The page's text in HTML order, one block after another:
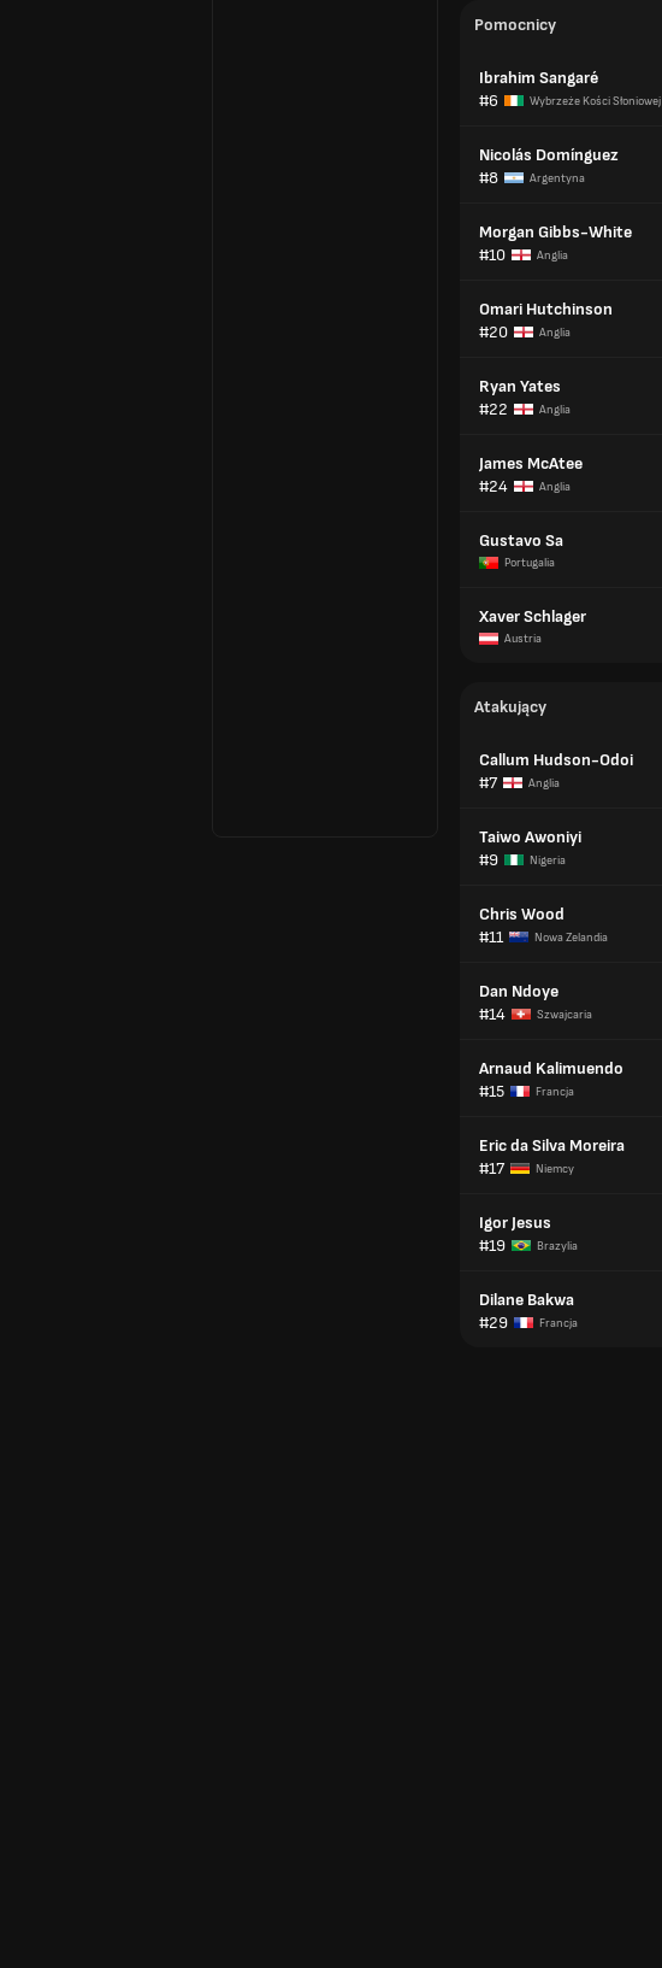
Pomocnicy
Ibrahim Sangaré
#6
Wybrzeże Kości Słoniowej
Nicolás Domínguez
#8
Argentyna
Morgan Gibbs-White
#10
Anglia
Omari Hutchinson
#20
Anglia
Ryan Yates
#22
Anglia
James McAtee
#24
Anglia
Gustavo Sa
Portugalia
Xaver Schlager
Austria
Atakujący
Callum Hudson-Odoi
#7
Anglia
Taiwo Awoniyi
#9
Nigeria
Chris Wood
#11
Nowa Zelandia
Dan Ndoye
#14
Szwajcaria
Arnaud Kalimuendo
#15
Francja
Eric da Silva Moreira
#17
Niemcy
Igor Jesus
#19
Brazylia
Dilane Bakwa
#29
Francja